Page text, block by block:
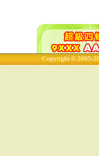
Copyright © 2005-